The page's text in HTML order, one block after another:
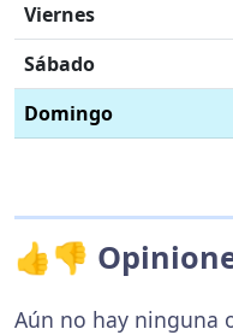
Viernes
Sábado
Domingo
👍👎
Aún no hay ninguna